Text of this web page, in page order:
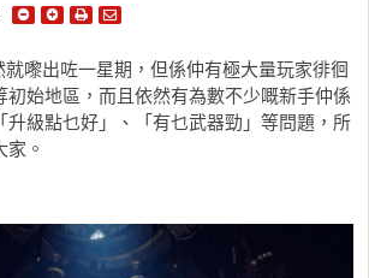
就嚟出咗一星期，但係仲有極大量玩家徘徊
初始地區，而且依然有為數不少嘅新手仲係
升級點乜好」、「有乜武器勁」等問題，所
。